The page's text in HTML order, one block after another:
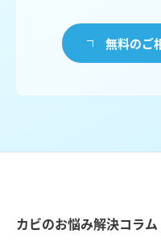
無料のご
カビのお悩み解決コラム